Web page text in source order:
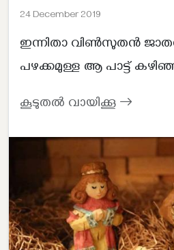
24 December 2019
ഇന്നിതാ വിൺസുതൻ
പഴക്കമുള്ള ആ പാട്ട്
കൂടുതൽ വായിക്കൂ